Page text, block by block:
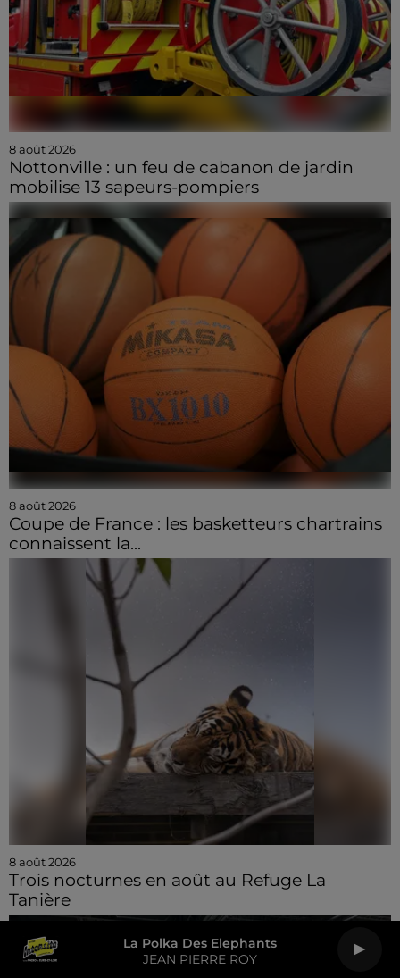
La Polka Des Elephants
JEAN PIERRE ROY
8 août 2026
Nottonville : un feu de cabanon de jardin
mobilise 13 sapeurs-pompiers
8 août 2026
Coupe de France : les basketteurs chartrains
connaissent la...
8 août 2026
Trois nocturnes en août au Refuge La
Tanière